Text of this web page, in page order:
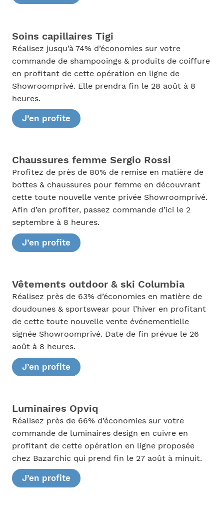
Soins capillaires Tigi
Réalisez jusqu’à 74% d’économies sur votre
commande de shampooings & produits de coiffure
en profitant de cette opération en ligne de
Showroomprivé. Elle prendra fin le 28 août à 8
heures.
J’en profite
Chaussures femme Sergio Rossi
Profitez de près de 80% de remise en matière de
bottes & chaussures pour femme en découvrant
cette toute nouvelle vente privée Showroomprivé.
Afin d’en profiter, passez commande d’ici le 2
septembre à 8 heures.
J’en profite
Vêtements outdoor & ski Columbia
Réalisez près de 63% d’économies en matière de
doudounes & sportswear pour l’hiver en profitant
de cette toute nouvelle vente événementielle
signée Showroomprivé. Date de fin prévue le 26
août à 8 heures.
J’en profite
Luminaires Opviq
Réalisez près de 66% d’économies sur votre
commande de luminaires design en cuivre en
profitant de cette opération en ligne proposée
chez Bazarchic qui prend fin le 27 août à minuit.
J’en profite